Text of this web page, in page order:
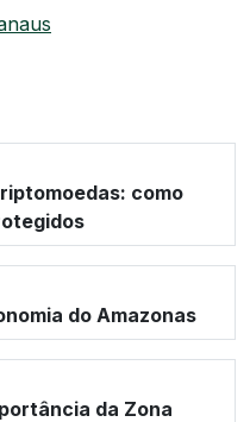
como
do Amazonas
da Zona